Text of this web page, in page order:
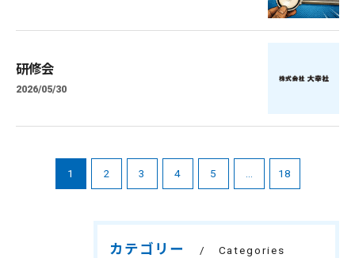
研修会
2026/05/30
1 2 3 4 5 18
カテゴリー Categories